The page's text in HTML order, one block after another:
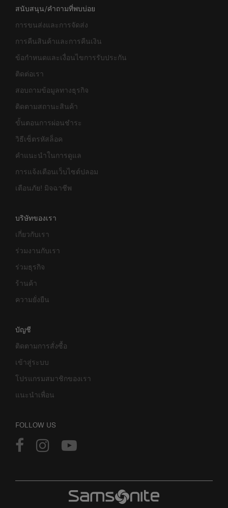
สนับสนุน/คำถามที่พบบ่อย
การขนส่งและการจัดส่ง
การคืนสินค้าและการคืนเงิน
ข้อกำหนดและเงื่อนไขการรับประกัน
ติดต่อเรา
สอบถามข้อมูลทางธุรกิจ
ติดตามสถานะสินค้า
ขั้นตอนการผ่อนชำระ
วิธีเซ็ตรหัสล็อค
คำแนะนำในการดูแล
การแจ้งเตือนเว็บไซต์ปลอม
เตือนภัย! มิจฉาชีพ
บริษัทของเรา
เกี่ยวกับเรา
ร่วมงานกับเรา
ร่วมธุรกิจ
ร้านค้า
ความยั่งยืน
บัญชี
ติดตามการสั่งซื้อ
เข้าสู่ระบบ
โปรแกรมสมาชิกของเรา
แนะนำเพื่อน
FOLLOW US